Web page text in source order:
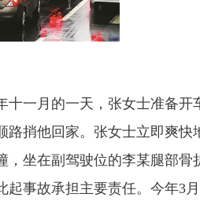
一月的一天，张女士准备开
路捎他回家。张女士立即爽快
，坐在副驾驶位的李某腿部骨
事故承担主要责任。今年3